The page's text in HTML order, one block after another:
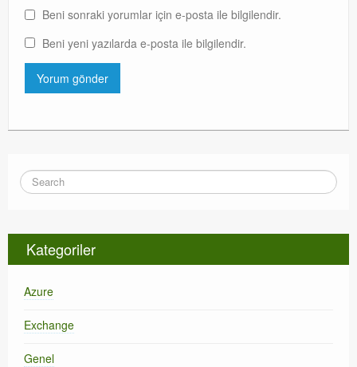
Beni sonraki yorumlar için e-posta ile bilgilendir.
Beni yeni yazılarda e-posta ile bilgilendir.
Kategoriler
Azure
Exchange
Genel